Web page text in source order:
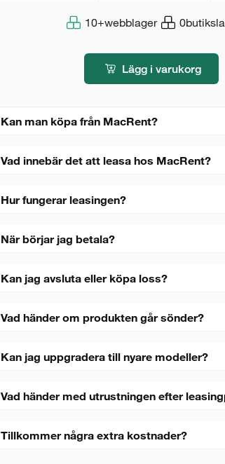
10+webblager 0
Lägg i varukorg
Kan man köpa från MacRent?
Vad innebär det att leasa hos MacRent?
Hur fungerar leasingen?
När börjar jag betala?
Kan jag avsluta eller köpa loss?
Vad händer om produkten går sönder?
Kan jag uppgradera till nyare modeller?
Vad händer med utrustningen efter
Tillkommer några extra kostnader?